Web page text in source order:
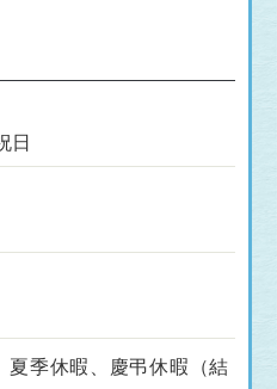
日
夏季休暇、慶弔休暇（結